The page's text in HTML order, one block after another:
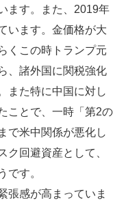
ます。また、2019年
います。金価格が大
くこの時トランプ元
、諸外国に関税強化
また特に中国に対し
ことで、一時「第2の
で米中関係が悪化し
ク回避資産として、
です。
張感が高まっていま